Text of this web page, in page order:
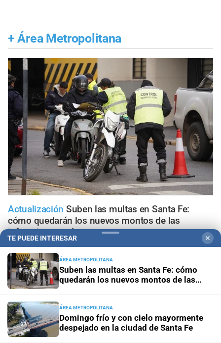
+ Área Metropolitana
Actualización Suben las multas en Santa Fe:
cómo quedarán los nuevos montos de las
infracciones más comunes
Pronóstico Domingo frío y con cielo mayormente
despejado en la ciudad de Santa Fe
que después de los Juegos será hogar de 346 familias
"Geriátrico del horror"¿Qué pasó con el Observatorio
TE PUEDE INTERESAR ✕
ÁREA METROPOLITANA
Suben las multas en Santa Fe: cómo
quedarán los nuevos montos de las
ÁREA METROPOLITANA
Domingo frío y con cielo mayormente
despejado en la ciudad de Santa Fe